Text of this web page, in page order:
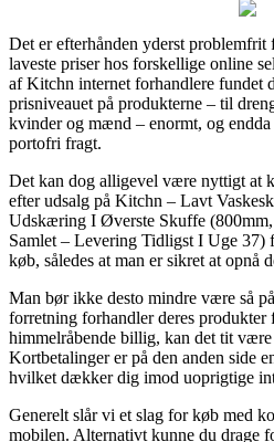
Det er efterhånden yderst problemfrit
laveste priser hos forskellige online
af Kitchn internet forhandlere fundet
prisniveauet på produkterne – til
kvinder og mænd – enormt, og
portofri fragt.
Det kan dog alligevel være nyttigt at
efter udsalg på Kitchn – Lavt
Udskæring I Øverste Skuffe
Samlet – Levering Tidligst I Uge 37)
køb, således at man er sikret at opnå
Man bør ikke desto mindre være så
forretning forhandler deres produkter
himmelråbende billig, kan det tit
Kortbetalinger er på den anden side
hvilket dækker dig imod uoprigtige
Generelt slår vi et slag for køb med
mobilen. Alternativt kunne du drage